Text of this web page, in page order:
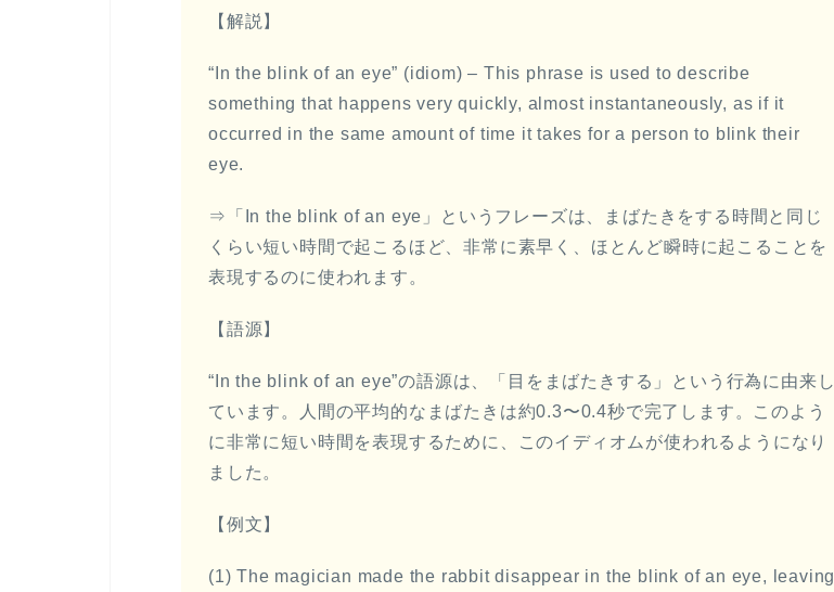
キ
ー
っ
て
い。
【解説】
“In the blink of an eye” (idiom) – This phrase is used to describe
something that happens very quickly, almost instantaneously, as if it
occurred in the same amount of time it takes for a person to blink their
eye.
⇒「In the blink of an eye」というフレーズは、まばたきをする時間と同じ
くらい短い時間で起こるほど、非常に素早く、ほとんど瞬時に起こることを
表現するのに使われます。
【語源】
“In the blink of an eye”の語源は、「目をまばたきする」という行為に由来し
ています。人間の平均的なまばたきは約0.3〜0.4秒で完了します。このよう
に非常に短い時間を表現するために、このイディオムが使われるようになり
ました。
【例文】
(1) The magician made the rabbit disappear in the blink of an eye, leaving